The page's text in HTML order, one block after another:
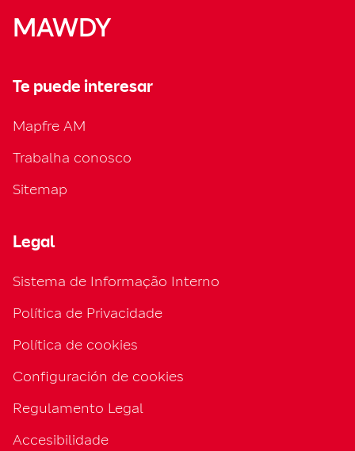
MAWDY
Te puede interesar
Mapfre AM
Trabalha conosco
Sitemap
Legal
Sistema de Informação Interno
Política de Privacidade
Política de cookies
Configuración de cookies
Regulamento Legal
Accesibilidade